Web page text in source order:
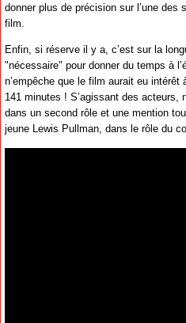
donner plus de précision sur l’une
film.
Enfin, si réserve il y a, c’est sur la
"nécessaire" pour donner du temps à
n’empêche que le film aurait eu
141 minutes ! S’agissant des acteurs,
dans un second rôle et une mention
jeune Lewis Pullman, dans le rôle du